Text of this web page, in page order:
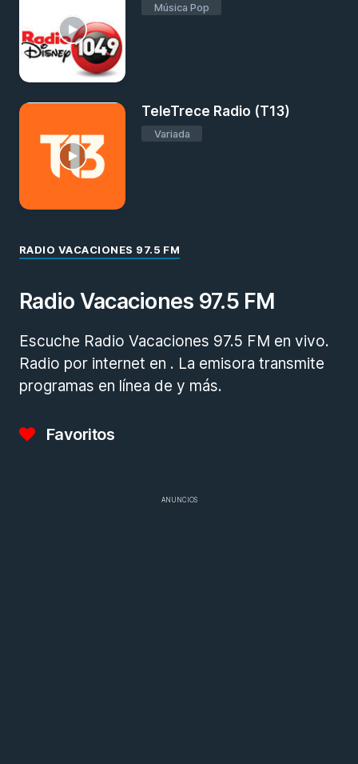
Música Pop
TeleTrece Radio (T13)
Variada
RADIO VACACIONES 97.5 FM
Radio Vacaciones 97.5 FM
Escuche Radio Vacaciones 97.5 FM en vivo.
Radio por internet en . La emisora transmite
programas en línea de y más.
Favoritos
ANUNCIOS